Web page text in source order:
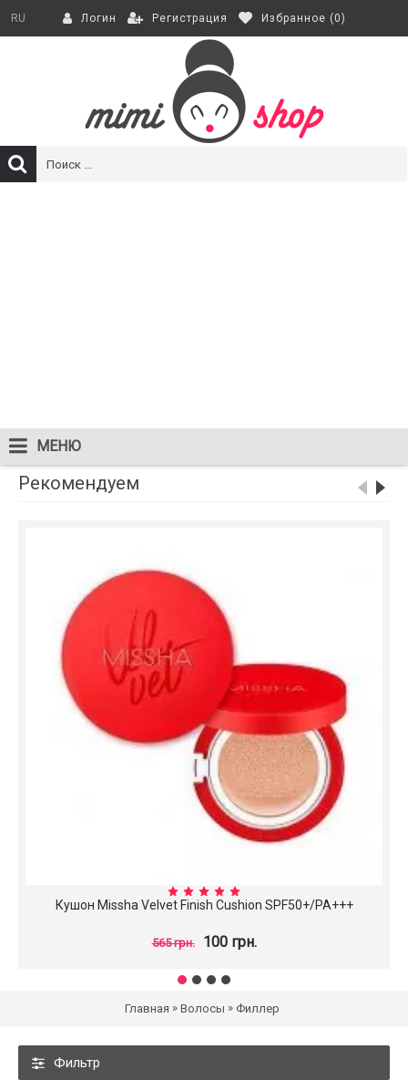
RU Логин Регистрация Избранное (0)
МЕНЮ
Рекомендуем
Кушон Missha Velvet Finish Cushion SPF50+/PA+++
565 грн. 100 грн.
Главная » Волосы » Филлер
Фильтр